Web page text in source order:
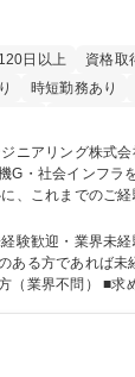
日以上
資格取
時短勤務あり
服装自由 寮・社
株式会社 求人名 【大阪】
・社会インフラを
、これまでのご
用 など ※基本的
、関西圏以外への
を持ちつつ、お互
電機G・社会イン
験歓迎・業界未
ある方であれば未
める人物像：・社内外の
いる方 ・人事総